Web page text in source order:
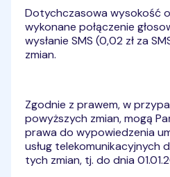
Dotychczasowa wysokość
wykonane połączenie
wysłanie SMS (0,02 zł za
zmian.
Zgodnie z prawem, w
powyższych zmian, mogą
prawa do wypowiedzenia
usług telekomunikacyjnych
tych zmian, tj. do dnia